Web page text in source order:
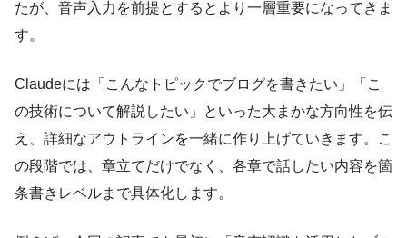
たが、音声入力を前提とするとより一層重要になってきま
す。
Claudeには「こんなトピックでブログを書きたい」「こ
の技術について解説したい」といった大まかな方向性を伝
え、詳細なアウトラインを一緒に作り上げていきます。こ
の段階では、章立てだけでなく、各章で話したい内容を箇
条書きレベルまで具体化します。